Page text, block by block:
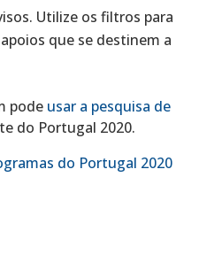
Utilize os filtros para
que se destinem a
pode usar a pesquisa de
do Portugal 2020.
do Portugal 2020